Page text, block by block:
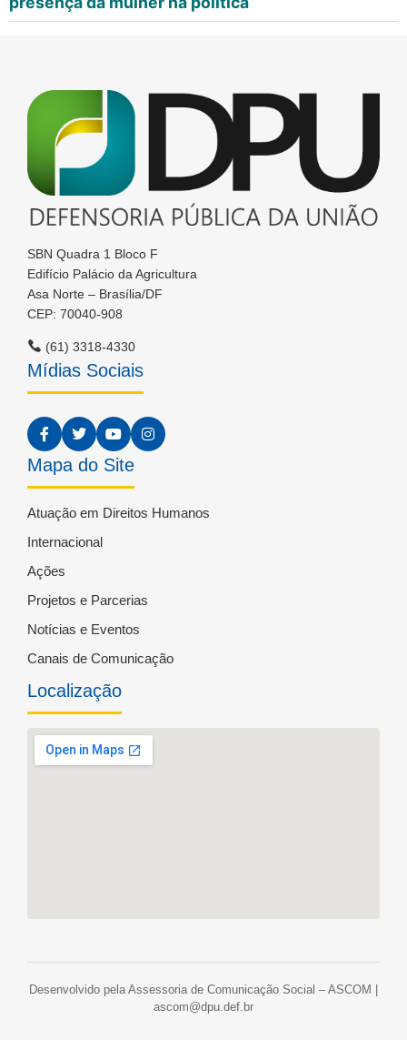
SBN Quadra 1 Bloco F
Edifício Palácio da Agricultura
Asa Norte – Brasília/DF
CEP: 70040-908
(61) 3318-4330
Mídias Sociais
Mapa do Site
Atuação em Direitos Humanos
Internacional
Ações
Projetos e Parcerias
Notícias e Eventos
Canais de Comunicação
Localização
Desenvolvido pela Assessoria de Comunicação Social – ASCOM |
ascom@dpu.def.br